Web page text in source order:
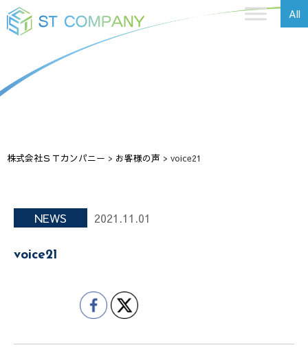
All
株式会社ＳＴカンパニー > お客様の声 > voice21
NEWS 2021.11.01
voice21